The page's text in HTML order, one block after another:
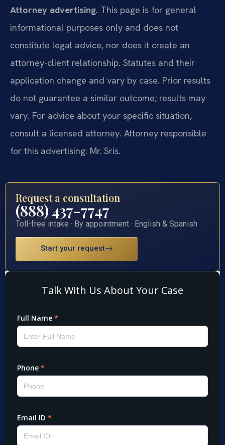
Attorney advertising. This page is for general
informational purposes only and does not
constitute legal advice, nor does it create an
attorney-client relationship. Statutes and their
application change and vary by case. Prior results
do not guarantee a similar outcome; results may
vary. For advice about your specific situation,
consult a licensed attorney. Attorney responsible
for this advertising: Mr. Sris.
Request a consultation
(888) 437-7747
Toll-free intake · By appointment · English & Spanish
Start your request